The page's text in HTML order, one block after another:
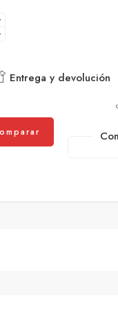
Entrega y devolución